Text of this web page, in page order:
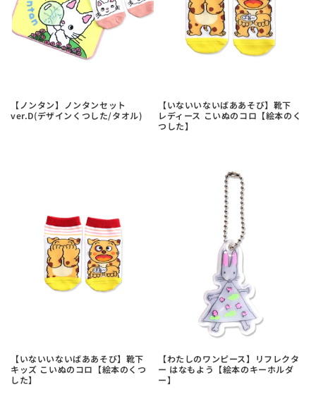
【ノンタン】ノンタンセット
ver.D(デザインくつした/タオル)
【いないいないばああそび】靴下
レディース こいぬのコロ【絵本のく
つした】
【いないいないばああそび】靴下
キッズ こいぬのコロ【絵本のくつ
した】
【わたしのワンピース】リフレクタ
ー はなもよう【絵本のキーホルダ
ー】